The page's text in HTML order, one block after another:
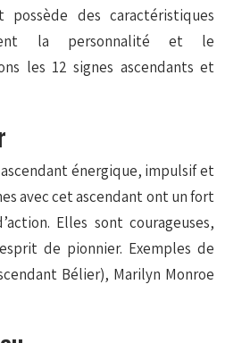
possède des caractéristiques
la personnalité et le
les 12 signes ascendants et
énergique, impulsif et
avec cet ascendant ont un fort
Elles sont courageuses,
de pionnier. Exemples de
Bélier), Marilyn Monroe